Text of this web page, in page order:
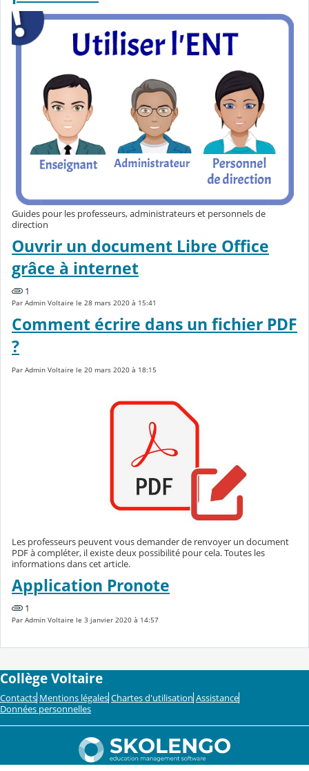
Guides pour les professeurs, administrateurs et personnels de
direction
Ouvrir un document Libre Office
grâce à internet
1
Par Admin Voltaire le 28 mars 2020 à 15:41
Comment écrire dans un fichier PDF
?
Par Admin Voltaire le 20 mars 2020 à 18:15
Les professeurs peuvent vous demander de renvoyer un document
PDF à compléter, il existe deux possibilité pour cela. Toutes les
informations dans cet article.
Application Pronote
1
Par Admin Voltaire le 3 janvier 2020 à 14:57
Collège Voltaire
Contacts Mentions légales Chartes d'utilisation Assistance
Données personnelles